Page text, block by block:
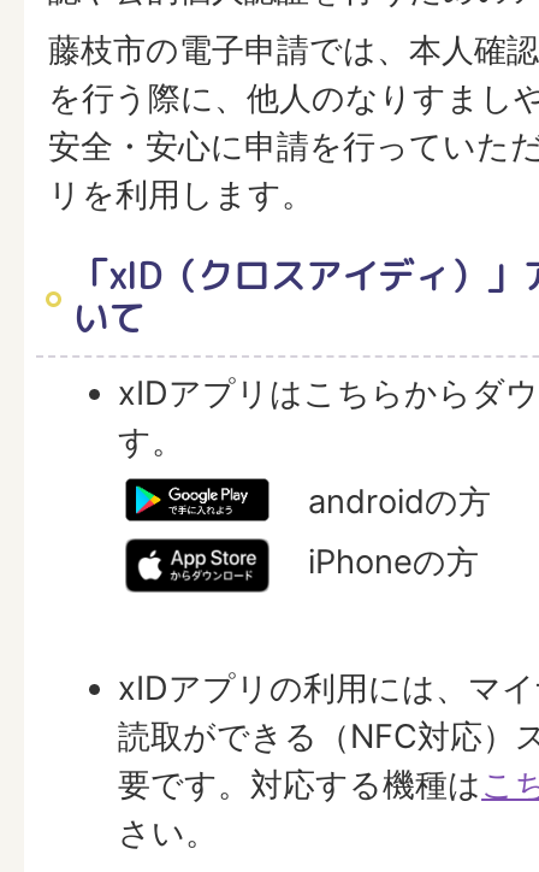
藤枝市の電子申請では、本人確
を行う際に、他人のなりすまし
安全・安心に申請を行っていた
リを利用します。
「xID（クロスアイディ）
いて
xIDアプリはこちらからダ
す。
androidの方
iPhoneの方
xIDアプリの利用には、マ
読取ができる（NFC対応）
要です。対応する機種はこ
さい。